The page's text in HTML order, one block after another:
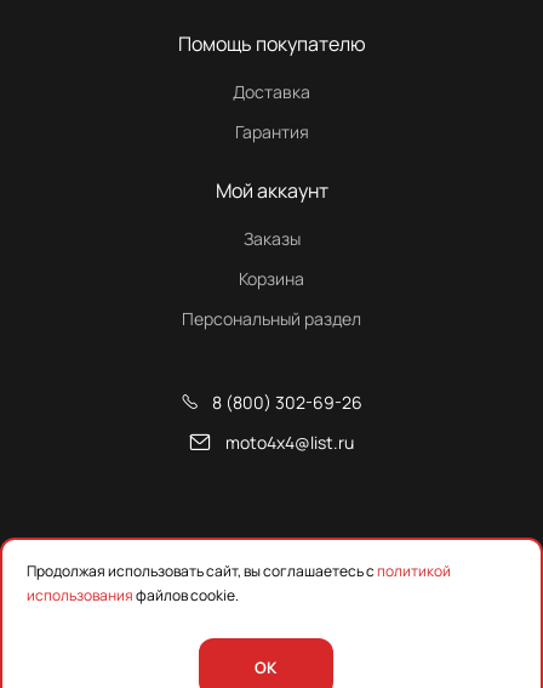
Помощь покупателю
Доставка
Гарантия
Мой аккаунт
Заказы
Корзина
Персональный раздел
8 (800) 302-69-26
moto4x4@list.ru
Снегоходы, квадроциклы и запчасти от Русской Механики
Предложения на сайте не являются публичной офертой.
Продолжая использовать сайт, вы соглашаетесь сполитикой
использованияфайлов cookie.
OK